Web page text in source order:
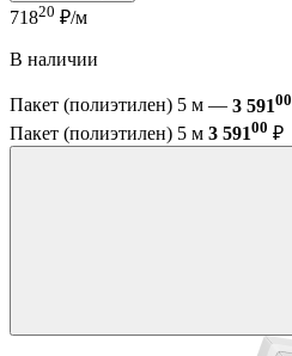
71820 ₽/м
В наличии
Пакет (полиэтилен) 5 м — 3 59100
Пакет (полиэтилен) 5 м 3 59100 ₽